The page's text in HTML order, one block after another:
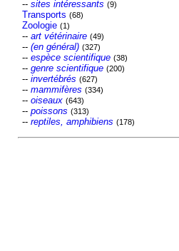
-- sites intéressants (9)
Transports (68)
Zoologie (1)
-- art vétérinaire (49)
-- (en général) (327)
-- espèce scientifique (38)
-- genre scientifique (200)
-- invertébrés (627)
-- mammifères (334)
-- oiseaux (643)
-- poissons (313)
-- reptiles, amphibiens (178)